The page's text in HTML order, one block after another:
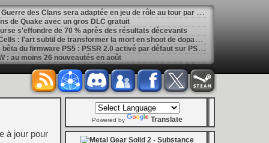
[
GK] La saga de romans La Guerre des Clans sera adaptée en jeu de rôle au tour par tour
de Quake avec un gros DLC gratuit
s'effondre de 70 % après des résultats décevants
[
GK] Mémoire cash - Dead Cells : l'art subtil de transformer la mort en shoot de dopamine
[
LS] [PS5] Sony déploie une bêta du firmware PS5 : PSSR 2.0 activé par défaut sur PS5 Pro
: au moins 26 nouveautés en août
[
LS] [3DS] 3DShell-next v1.00 le gestionnaire 3DS fait peau neuve avec un lecteur PDF et un moteur entièrement revu
de la Bourse
[
LS] [PS5] fan_target v0.1 un payload PS5 qui permet de personnaliser la température cible du ventilateur
passe en v0.9.1 avec le support de YouTube 01.009.253
[
GK] Preview : Onimusha : Way of the Sword s'égare-t-il dans son pseudo monde ouvert ?
: Fighting Souls n'aura pas de test aujourd'hui
Repairs porte bien son nom
vous invite à regarder Netflix le 27 août à 21h
: la gestion de bolides en plastique, c'est un métier
à jour pour
Powered by Translate